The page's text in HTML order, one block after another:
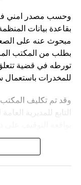
وحسب مصدر امني
بقاعدة بيانات
مبحوث عنه على
بطلب من المكتب
تورطه في قضية
للمخدرات
وقد تم تكليف
التابع للمديرية
ويأتي توقيف